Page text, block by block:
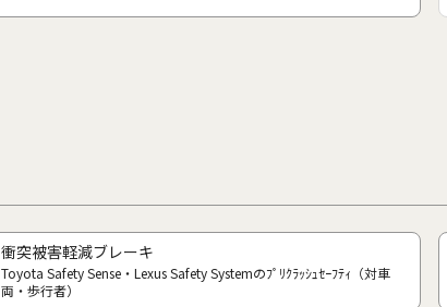
衝突被害軽減ブレーキ
Toyota Safety Sense・Lexus Safety Systemのﾌﾟﾘｸﾗｯｼｭｾｰﾌﾃｨ（対車
両・歩行者）